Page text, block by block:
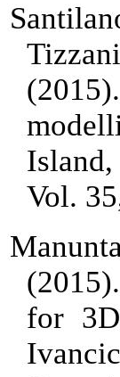
Vol.
(2015).
for